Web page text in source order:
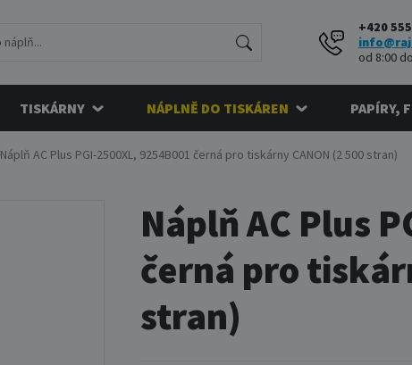
+420
od 8:00
TISKÁRNY NÁPLNĚ DO TISKÁREN PAPÍRY,
Náplň AC Plus PGI-2500XL, 9254B001 černá pro tiskárny CANON (2 500 stran)
Náplň AC Plus
černá pro
stran)